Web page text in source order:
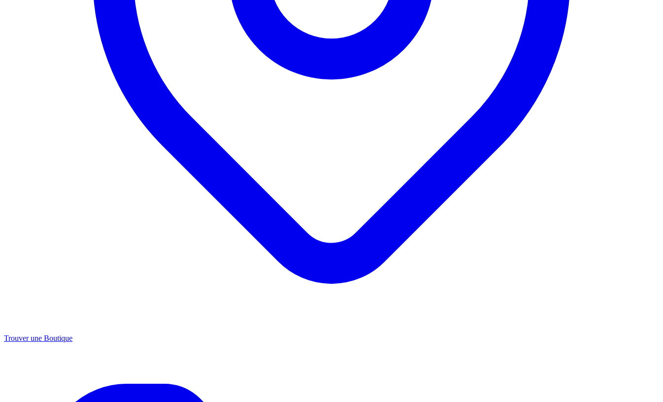
Trouver une Boutique